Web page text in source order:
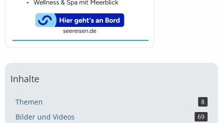
Inhalte
Themen 8
Bilder und Videos 69